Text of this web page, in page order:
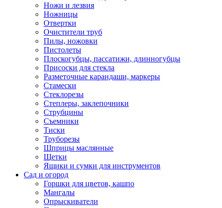
Ножи и лезвия
Ножницы
Отвертки
Очистители труб
Пилы, ножовки
Пистолеты
Плоскогубцы, пассатижи, длинногубцы
Присоски для стекла
Разметочные карандаши, маркеры
Стамески
Стеклорезы
Степлеры, заклепочники
Струбцины
Съемники
Тиски
Труборезы
Шприцы маслянные
Щетки
Ящики и сумки для инструментов
Сад и огород
Горшки для цветов, кашпо
Мангалы
Опрыскиватели